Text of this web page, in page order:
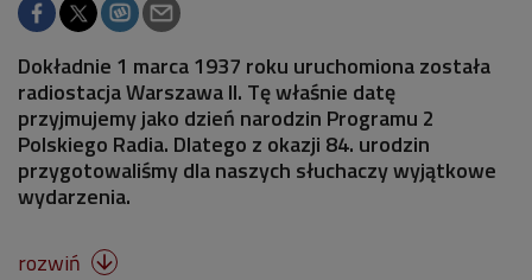
Dokładnie 1 marca 1937 roku uruchomiona została
radiostacja Warszawa II. Tę właśnie datę
przyjmujemy jako dzień narodzin Programu 2
Polskiego Radia. Dlatego z okazji 84. urodzin
przygotowaliśmy dla naszych słuchaczy wyjątkowe
wydarzenia.
rozwiń 